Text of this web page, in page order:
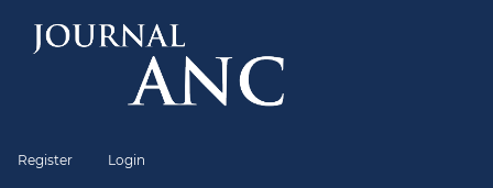
Register Login